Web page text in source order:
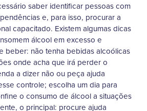
saber identificar pessoas com
e, para isso, procurar a
capacitado. Existem algumas dicas
álcool em excesso e
beber: não tenha bebidas alcoólicas
onde acha que irá perder o
a dizer não ou peça ajuda
controle; escolha um dia para
o consumo de álcool a situações
o principal: procure ajuda